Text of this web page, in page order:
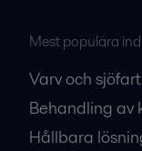
Mest populära
Varv och sjöfart
Behandling av
Hållbara